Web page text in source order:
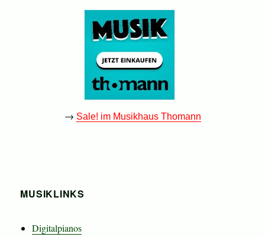
→ Sale! im Musikhaus Thomann
MUSIKLINKS
Digitalpianos